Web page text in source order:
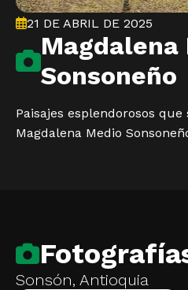
21 DE ABRIL DE 2025
Magdalena
Sonsoneño
Paisajes esplendorosos que
Magdalena Medio
Sonsón, Antioquia